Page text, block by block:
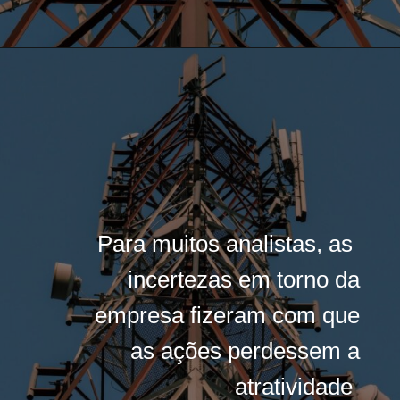
Para muitos analistas, as
incertezas em torno da
empresa fizeram com que
as ações perdessem a
atratividade
Para muitos analistas, as
incertezas em torno da
empresa fizeram com que
as ações perdessem a
atratividade